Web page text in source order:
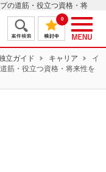
の道筋・役立つ資格・将
求人はＰＥ－ＢＡＮＫ
0
立ガイド キャリア
イ
筋・役立つ資格・将来性を